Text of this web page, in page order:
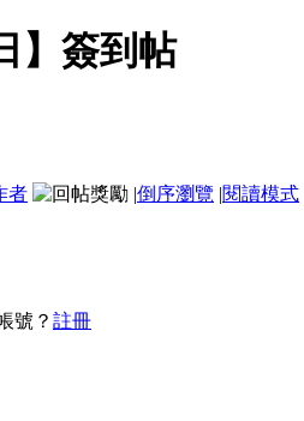
】簽到帖
者 |倒序瀏覽 |閱讀模式
號？ 註冊